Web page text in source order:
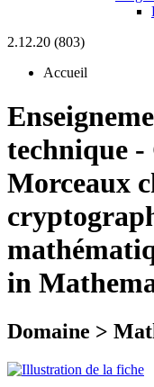
2.12.20 (803)
Accueil
technique -
Morceaux
in
Domaine >